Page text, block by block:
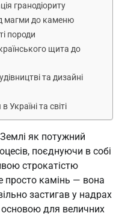
гранодіориту
магми до каменю
породи
щита до
та дизайні
та світі
як потужний
поєднуючи в собі
строкатістю
просто камінь — вона
застигав у надрах
основою для величних